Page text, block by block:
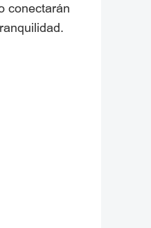
conectarán